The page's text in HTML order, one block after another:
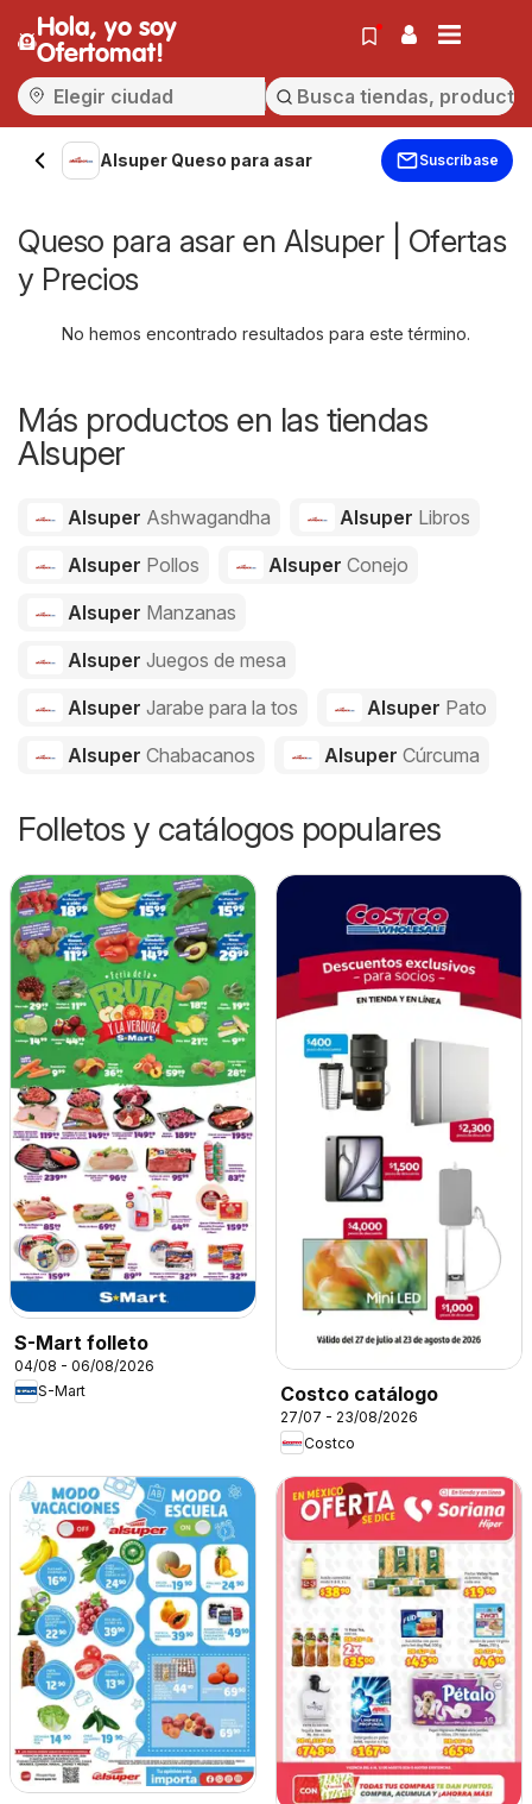
Hola, yo soy
Ofertomat!
Alsuper Queso para asar Suscríbase
Queso para asar en Alsuper | Ofertas
y Precios
No hemos encontrado resultados para este término.
Más productos en las tiendas
Alsuper
Alsuper Ashwagandha Alsuper Libros
Alsuper Pollos Alsuper Conejo
Alsuper Manzanas
Alsuper Juegos de mesa
Alsuper Jarabe para la tos Alsuper Pato
Alsuper Chabacanos Alsuper Cúrcuma
Folletos y catálogos populares
S-Mart folleto
04/08 - 06/08/2026
S-Mart
Costco catálogo
27/07 - 23/08/2026
Costco